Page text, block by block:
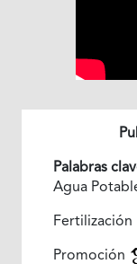
Palabras
Agua
Fertilización
Promoción